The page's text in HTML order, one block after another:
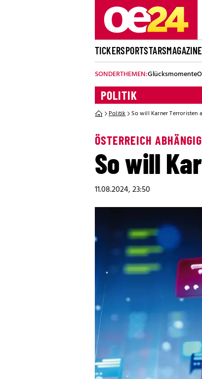
TICKERSPORTSTARSMAGAZINE
SONDERTHEMEN:Glücksmomente
POLITIK
Politik So will Karner Terroristen
ÖSTERREICH ABHÄNGIG
So will
11.08.2024, 23:50